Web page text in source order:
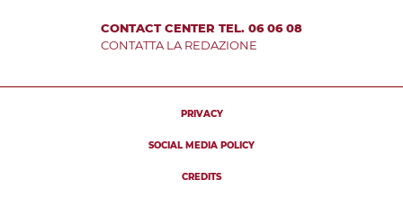
CONTACT CENTER TEL. 06 06 08
CONTATTA LA REDAZIONE
PRIVACY
SOCIAL MEDIA POLICY
CREDITS